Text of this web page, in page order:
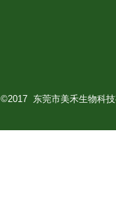
©2017 东莞市美禾生物科